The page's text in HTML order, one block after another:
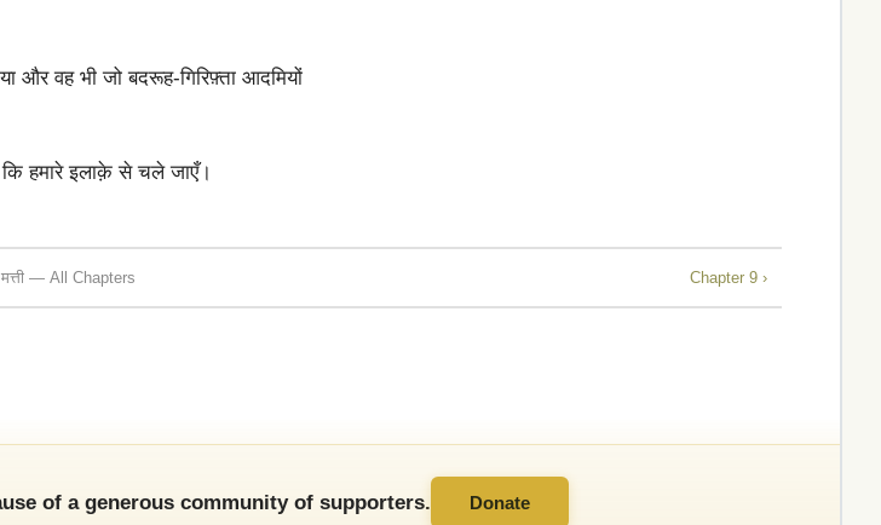
और वह भी जो बदरूह-गिरिफ़्ता आदमियों
हमारे इलाक़े से चले जाएँ।
मत्ती — All Chapters Chapter 9 ›
of a generous community of supporters. Donate